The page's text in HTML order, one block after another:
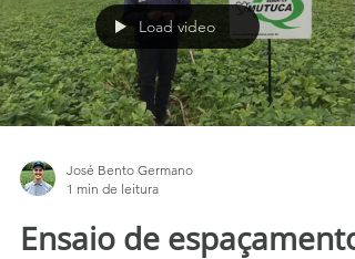
Load video
1 min de leitura